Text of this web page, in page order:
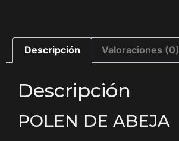
Descripción Valoraciones (0)
Descripción
POLEN DE ABEJA